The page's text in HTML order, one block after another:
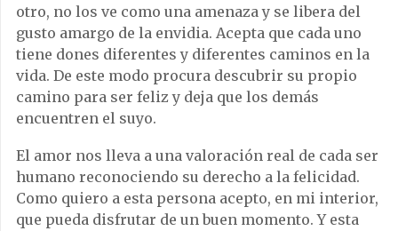
otro, no los ve como una amenaza y se libera del
gusto amargo de la envidia. Acepta que cada uno
tiene dones diferentes y diferentes caminos en la
vida. De este modo procura descubrir su propio
camino para ser feliz y deja que los demás
encuentren el suyo.
El amor nos lleva a una valoración real de cada ser
humano reconociendo su derecho a la felicidad.
Como quiero a esta persona acepto, en mi interior,
que pueda disfrutar de un buen momento. Y esta